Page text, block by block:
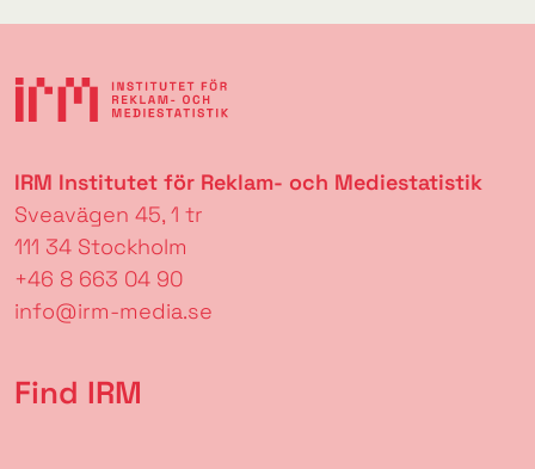
IRM Institutet för Reklam- och Mediestatistik
Sveavägen 45, 1 tr
111 34 Stockholm
+46 8 663 04 90
info@irm-media.se
Find IRM